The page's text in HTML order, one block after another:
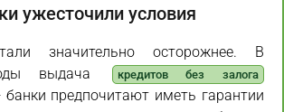
ужесточили условия
значительно осторожнее. В
выдача
кредитов без залога
предпочитают иметь гарантии